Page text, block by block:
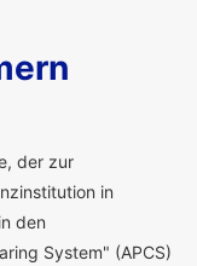
der zur
in
den
System" (APCS)